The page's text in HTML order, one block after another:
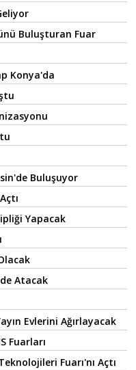
Buluşturan Fuar
Konya'da
Buluşuyor
Yapacak
Atacak
Evlerini Ağırlayacak
Fuarları
Fuarı'nı Açtı